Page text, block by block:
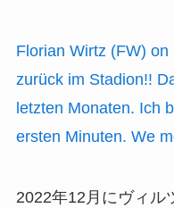
Florian Wirtz (FW)
zurück im Stadion!!
letzten Monaten. Ich
ersten Minuten. We
2022年12月にヴィル